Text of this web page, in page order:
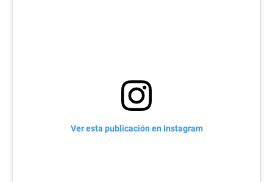
Ver esta publicación en Instagram